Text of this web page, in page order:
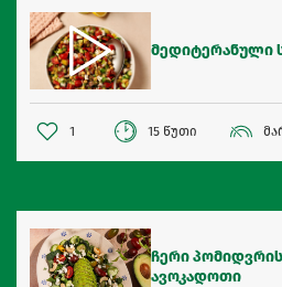
მედიტერანული
1 15 წუთი
ჩერი
ავოკადოთი